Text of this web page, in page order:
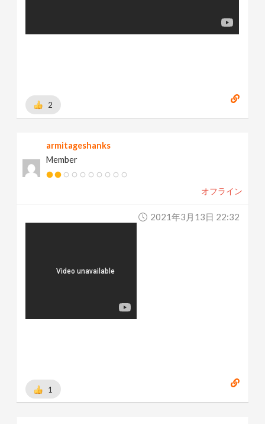
2
armitageshanks
Member
オフライン
2021年3月13日 22:32
1